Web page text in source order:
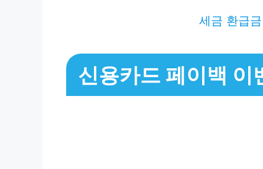
세금 환급
신용카드 페이백 이